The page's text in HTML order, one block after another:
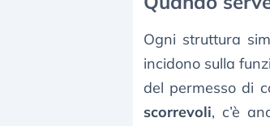
Ogni struttura
incidono sulla
del permesso di
scorrevoli, c’è